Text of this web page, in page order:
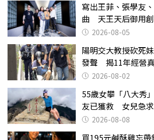
寫出王菲、張學友
曲 天王天后御用
2026-08-05
陽明交大教授砍死
發聲 揭11年經營真
2026-08-02
55歲女攀「八大秀
友已獲救 女兒急
沒找到
2026-08-08